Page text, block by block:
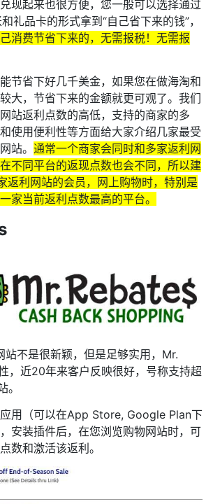
现起来也很方便，您一般可以选择通过
礼品卡的形式拿到“自己省下来的钱”，
消费节省下来的，无需报税！无需报
节省下好几千美金，如果您在做海淘和
大，节省下来的金额就更可观了。我们
站返利点数的高低，支持的商家的多
使用便利性等方面给大家介绍几家最受
站。 通常一个商家会同时和多家返利网
不同平台的返现点数也会不同，所以建
返利网站的会员，网上购物时，特别是
家当前返利点数最高的平台。
不是很新颖，但是足够实用，Mr.
，近20年来客户反映很好，号称支持超
用（可以在App Store, Google Plan下
安装插件后，在您浏览购物网站时，可
数和激活该返利。